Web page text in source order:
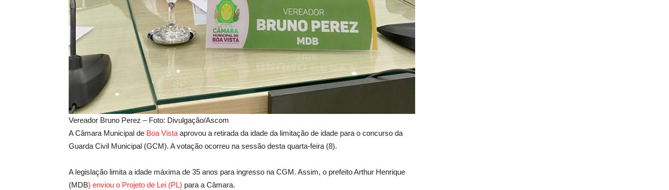
Vereador Bruno Perez – Foto: Divulgação/Ascom
A Câmara Municipal de Boa Vista aprovou a retirada da idade da limitação de idade para o concurso da
Guarda Civil Municipal (GCM). A votação ocorreu na sessão desta quarta-feira (8).
A legislação limita a idade máxima de 35 anos para ingresso na CGM. Assim, o prefeito Arthur Henrique
(MDB) enviou o Projeto de Lei (PL) para a Câmara.